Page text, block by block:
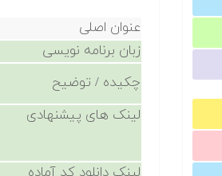
عنوان اصلی
زبان برنامه نویسی
چکیده / توضیح
لینک های پیشنهادی